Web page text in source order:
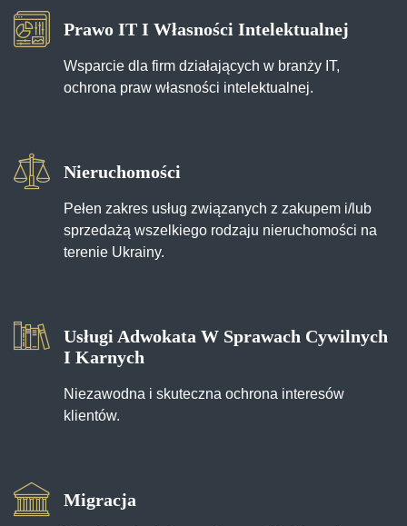
Prawo IT I Własności Intelektualnej
Wsparcie dla firm działających w branży IT,
ochrona praw własności intelektualnej.
Nieruchomości
Pełen zakres usług związanych z zakupem i/lub
sprzedażą wszelkiego rodzaju nieruchomości na
terenie Ukrainy.
Usługi Adwokata W Sprawach Cywilnych
I Karnych
Niezawodna i skuteczna ochrona interesów
klientów.
Migracja